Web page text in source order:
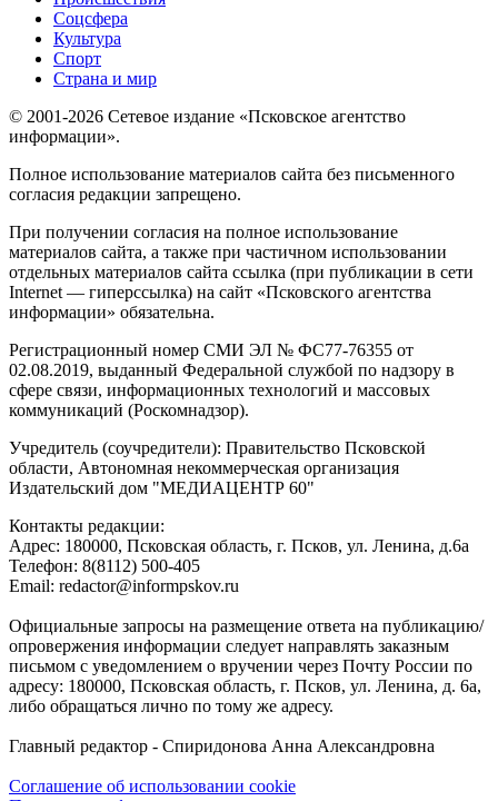
Соцсфера
Культура
Спорт
Страна и мир
© 2001-2026 Сетевое издание «Псковское агентство
информации».
Полное использование материалов сайта без письменного
согласия редакции запрещено.
При получении согласия на полное использование
материалов сайта, а также при частичном использовании
отдельных материалов сайта ссылка (при публикации в сети
Internet — гиперссылка) на сайт «Псковского агентства
информации» обязательна.
Регистрационный номер СМИ ЭЛ № ФС77-76355 от
02.08.2019, выданный Федеральной службой по надзору в
сфере связи, информационных технологий и массовых
коммуникаций (Роскомнадзор).
Учредитель (соучредители): Правительство Псковской
области, Автономная некоммерческая организация
Издательский дом "МЕДИАЦЕНТР 60"
Контакты редакции:
Адреc: 180000, Псковская область, г. Псков, ул. Ленина, д.6а
Телефон: 8(8112) 500-405
Email: redactor@informpskov.ru
Официальные запросы на размещение ответа на публикацию/
опровержения информации следует направлять заказным
письмом с уведомлением о вручении через Почту России по
адресу: 180000, Псковская область, г. Псков, ул. Ленина, д. 6а,
либо обращаться лично по тому же адресу.
Главный редактор - Спиридонова Анна Александровна
Соглашение об использовании cookie